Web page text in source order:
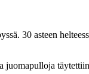
30 asteen